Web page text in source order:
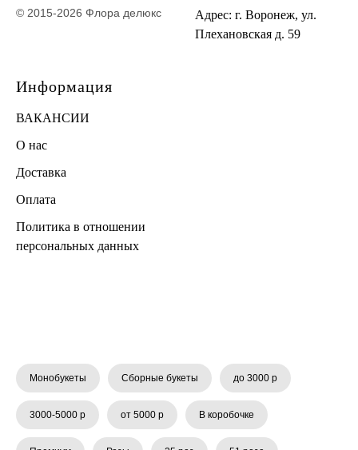
© 2015-2026 Флора делюкс
Адрес: г. Воронеж, ул.
Плехановская д. 59
Информация
ВАКАНСИИ
О нас
Доставка
Оплата
Политика в отношении
персональных данных
Монобукеты Сборные букеты до 3000 р
3000-5000 р от 5000 р В коробочке